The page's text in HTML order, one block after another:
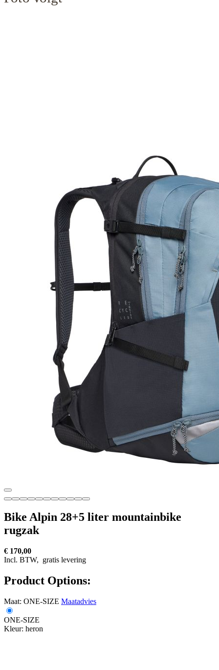
Bike Alpin 28+5 liter mountainbike
rugzak
€ 170,00
Incl. BTW, gratis levering
Product Options:
Maat: ONE-SIZE Maatadvies
ONE-SIZE
Kleur: heron